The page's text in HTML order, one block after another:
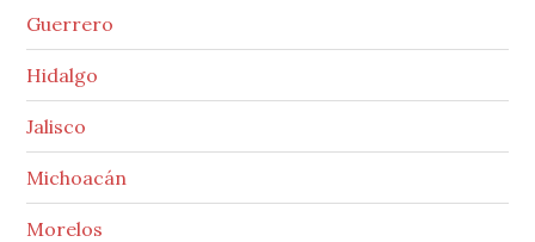
Guerrero
Hidalgo
Jalisco
Michoacán
Morelos